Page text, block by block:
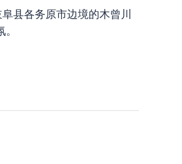
县各务原市边境的木曾川